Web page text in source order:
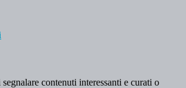
segnalare contenuti interessanti e curati o